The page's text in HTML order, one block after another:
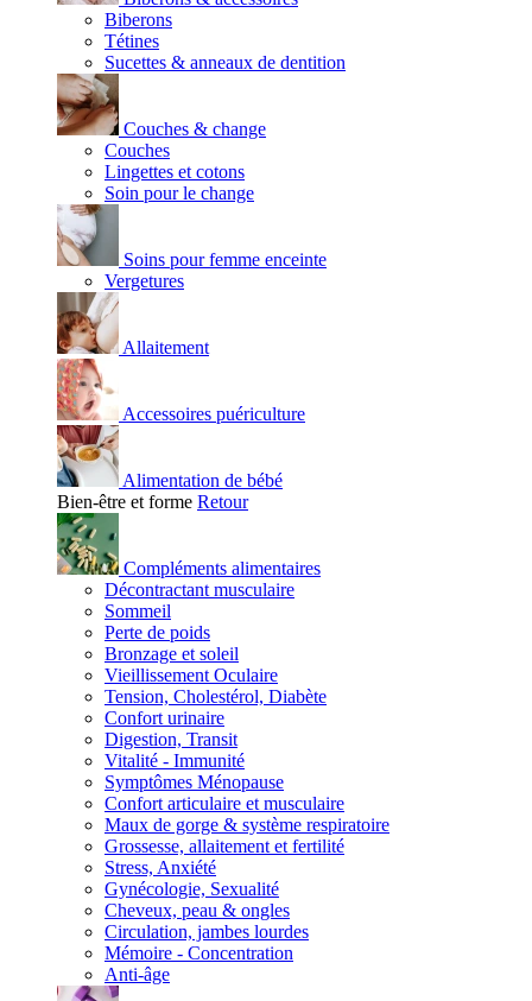
Biberons
Tétines
Sucettes & anneaux de dentition
Couches & change
Couches
Lingettes et cotons
Soin pour le change
Soins pour femme enceinte
Vergetures
Allaitement
Accessoires puériculture
Alimentation de bébé
Bien-être et forme Retour
Compléments alimentaires
Décontractant musculaire
Sommeil
Perte de poids
Bronzage et soleil
Vieillissement Oculaire
Tension, Cholestérol, Diabète
Confort urinaire
Digestion, Transit
Vitalité - Immunité
Symptômes Ménopause
Confort articulaire et musculaire
Maux de gorge & système respiratoire
Grossesse, allaitement et fertilité
Stress, Anxiété
Gynécologie, Sexualité
Cheveux, peau & ongles
Circulation, jambes lourdes
Mémoire - Concentration
Anti-âge